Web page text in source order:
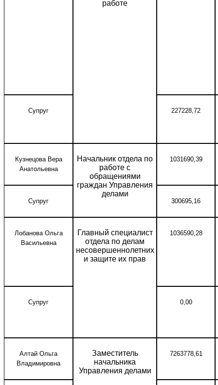
работе
Супруг 227228,72
Кузнецова Вера
Анатольевна
Начальник отдела по
работе с
обращениями
граждан Управления
делами
1031690,39
Супруг 300695,16
Лобанова Ольга
Васильевна
Главный специалист
отдела по делам
несовершеннолетних
и защите их прав
1036590,28
Супруг 0,00
Алтай Ольга
Владимировна
Заместитель
начальника
Управления делами
7263778,61